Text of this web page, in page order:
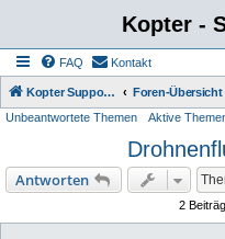
Kopter -
FAQ Kontakt
Kopter Support - von Anwendern für Anwender. Foren-Übersicht
Unbeantwortete Themen Aktive
Antworten
2